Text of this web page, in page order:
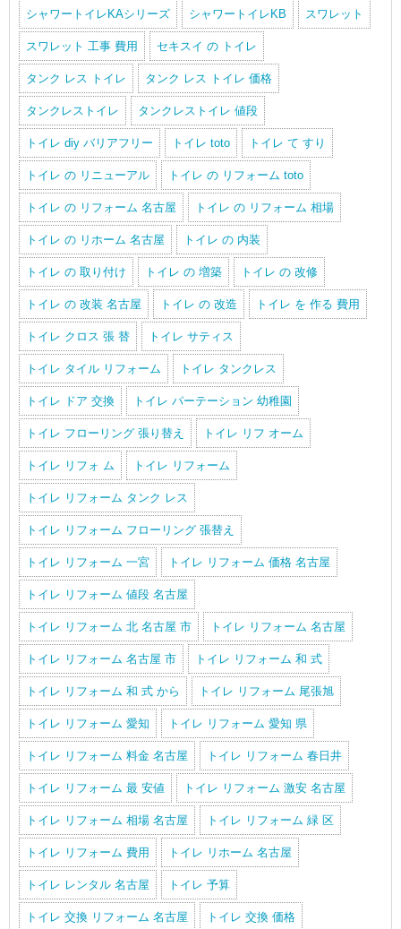
シャワートイレKAシリーズ シャワートイレKB スワレット
スワレット 工事 費用 セキスイ の トイレ
タンク レス トイレ タンク レス トイレ 価格
タンクレストイレ タンクレストイレ 値段
トイレ diy バリアフリー トイレ toto トイレ て すり
トイレ の リニューアル トイレ の リフォーム toto
トイレ の リフォーム 名古屋 トイレ の リフォーム 相場
トイレ の リホーム 名古屋 トイレ の 内装
トイレ の 取り付け トイレ の 増築 トイレ の 改修
トイレ の 改装 名古屋 トイレ の 改造 トイレ を 作る 費用
トイレ クロス 張 替 トイレ サティス
トイレ タイル リフォーム トイレ タンクレス
トイレ ドア 交換 トイレ パーテーション 幼稚園
トイレ フローリング 張り替え トイレ リフ オーム
トイレ リフォ ム トイレ リフォーム
トイレ リフォーム タンク レス
トイレ リフォーム フローリング 張替え
トイレ リフォーム 一宮 トイレ リフォーム 価格 名古屋
トイレ リフォーム 値段 名古屋
トイレ リフォーム 北 名古屋 市 トイレ リフォーム 名古屋
トイレ リフォーム 名古屋 市 トイレ リフォーム 和 式
トイレ リフォーム 和 式 から トイレ リフォーム 尾張旭
トイレ リフォーム 愛知 トイレ リフォーム 愛知 県
トイレ リフォーム 料金 名古屋 トイレ リフォーム 春日井
トイレ リフォーム 最 安値 トイレ リフォーム 激安 名古屋
トイレ リフォーム 相場 名古屋 トイレ リフォーム 緑 区
トイレ リフォーム 費用 トイレ リホーム 名古屋
トイレ レンタル 名古屋 トイレ 予算
トイレ 交換 リフォーム 名古屋 トイレ 交換 価格